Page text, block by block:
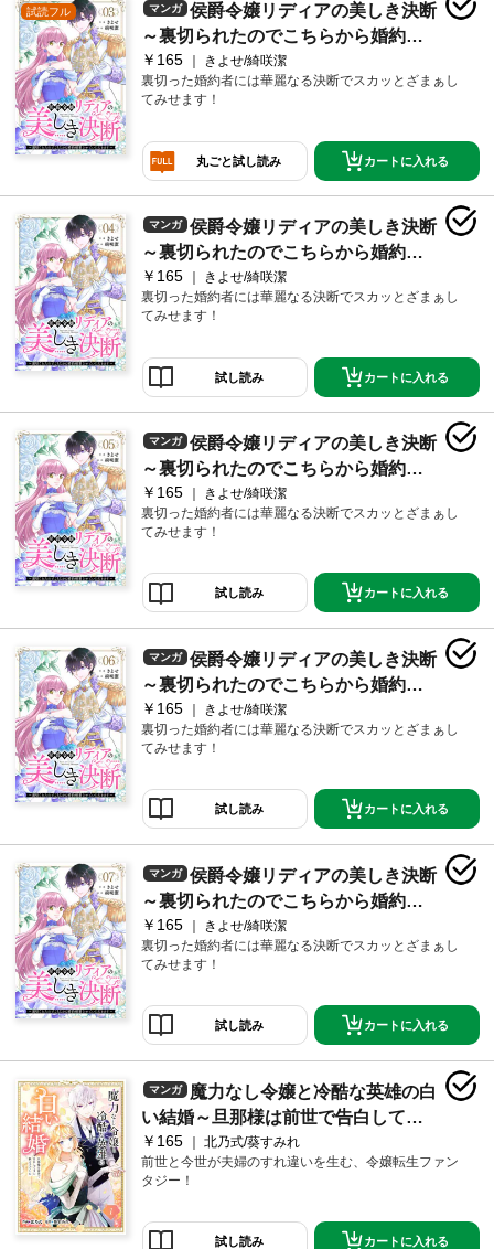
試読フル マンガ
侯爵令嬢リディアの美しき決断
～裏切られたのでこちらから婚約破
棄させていただきます～３
￥165
きよせ/綺咲潔
裏切った婚約者には華麗なる決断でスカッとざまぁし
てみせます！
丸ごと試し読み カートに入れる
マンガ
侯爵令嬢リディアの美しき決断
～裏切られたのでこちらから婚約破
棄させていただきます～４
￥165
きよせ/綺咲潔
裏切った婚約者には華麗なる決断でスカッとざまぁし
てみせます！
試し読み カートに入れる
マンガ
侯爵令嬢リディアの美しき決断
～裏切られたのでこちらから婚約破
棄させていただきます～５
￥165
きよせ/綺咲潔
裏切った婚約者には華麗なる決断でスカッとざまぁし
てみせます！
試し読み カートに入れる
マンガ
侯爵令嬢リディアの美しき決断
～裏切られたのでこちらから婚約破
棄させていただきます～６
￥165
きよせ/綺咲潔
裏切った婚約者には華麗なる決断でスカッとざまぁし
てみせます！
試し読み カートに入れる
マンガ
侯爵令嬢リディアの美しき決断
～裏切られたのでこちらから婚約破
棄させていただきます～７
￥165
きよせ/綺咲潔
裏切った婚約者には華麗なる決断でスカッとざまぁし
てみせます！
試し読み カートに入れる
マンガ
魔力なし令嬢と冷酷な英雄の白
い結婚～旦那様は前世で告白してき
た教え子でした～１
￥165
北乃式/葵すみれ
前世と今世が夫婦のすれ違いを生む、令嬢転生ファン
タジー！
試し読み カートに入れる